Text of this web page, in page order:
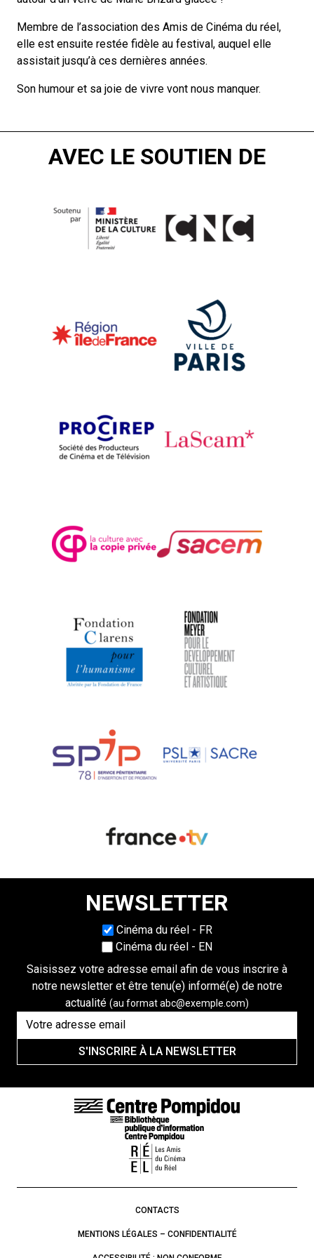
Membre de l’association des Amis de Cinéma du réel,
elle est ensuite restée fidèle au festival, auquel elle
assistait jusqu’à ces dernières années.
Son humour et sa joie de vivre vont nous manquer.
AVEC LE SOUTIEN DE
NEWSLETTER
Choisissez une langueCinéma du réel - FR
Cinéma du réel - EN
Saisissez votre adresse email afin de vous inscrire à
notre newsletter et être tenu(e) informé(e) de notre
actualité (au format abc@exemple.com)
S'INSCRIRE À LA NEWSLETTER
LIENS DE BAS DE PAGE
CONTACTS
MENTIONS LÉGALES – CONFIDENTIALITÉ